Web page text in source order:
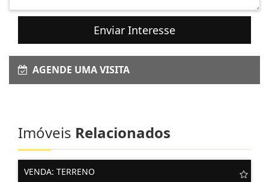
Enviar Interesse
AGENDE UMA VISITA
Imóveis Relacionados
VENDA: TERRENO